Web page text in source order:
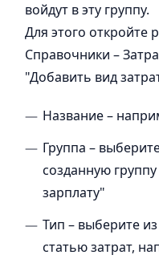
войдут в эту группу.
Для этого откройте
Справочники –
"Добавить вид
Название –
Группа –
созданную
зарплату"
Тип – выберите
статью затрат,